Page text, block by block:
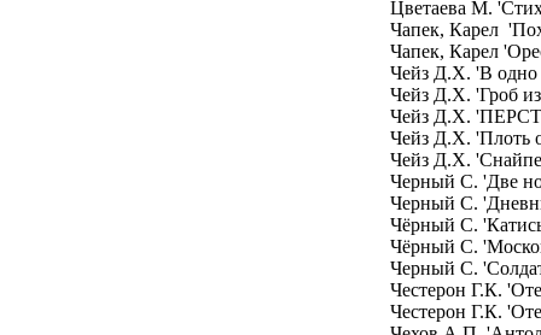
Цветаева М.
Чапек, Карел
Чапек, Карел
Чейз Д.Х. 'В одно
Чейз Д.Х. 'Гроб
Чейз Д.Х.
Чейз Д.Х. 'Плоть
Чейз Д.Х.
Черный С. 'Две
Черный С.
Чёрный С.
Чёрный С.
Черный С.
Честерон Г.К.
Честерон Г.К.